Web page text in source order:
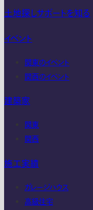
土地探しサポートを知る
イベント
関東のイベント
関西のイベント
建築家
関東
関西
施工実績
ガレージハウス
高級住宅